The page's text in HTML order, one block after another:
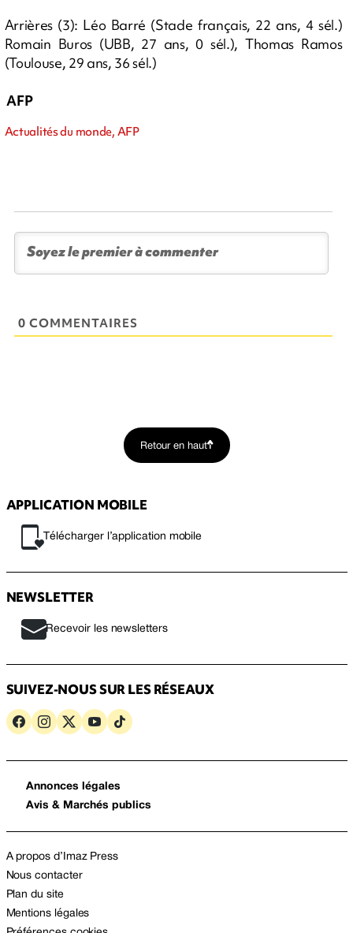
Arrières (3): Léo Barré (Stade français, 22 ans, 4 sél.)
Romain Buros (UBB, 27 ans, 0 sél.), Thomas Ramos
(Toulouse, 29 ans, 36 sél.)
AFP
Actualités du monde, AFP
0 COMMENTAIRES
Retour en haut
APPLICATION MOBILE
Télécharger l’application mobile
NEWSLETTER
Recevoir les newsletters
SUIVEZ-NOUS SUR LES RÉSEAUX
Annonces légales
Avis & Marchés publics
A propos d’Imaz Press
Nous contacter
Plan du site
Mentions légales